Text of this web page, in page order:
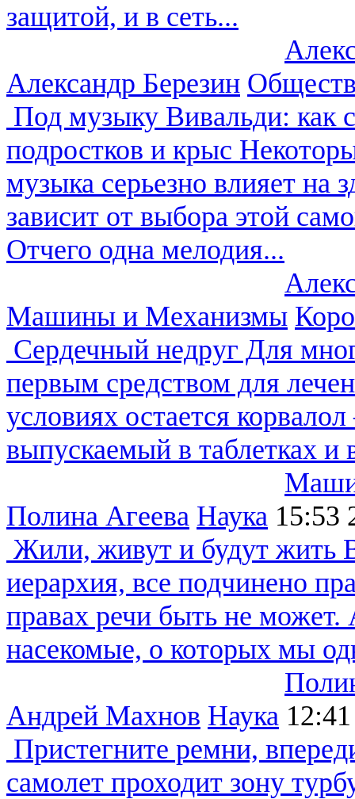
защитой, и в сеть...
Александр Березин
Под музыку Вивальди: как
подростков и крыс
музыка серьезно влияет на
зависит от выбора этой
Отчего одна мелодия...
Машины и Механизмы
Сердечный недруг Для
первым средством для
условиях остается
выпускаемый в таблетках и
Полина Агеева Наука 15:53
Жили, живут и будут жить
иерархия, все подчинено
правах речи быть не
насекомые, о которых мы
Андрей Махнов Наука 12:41
Пристегните ремни,
самолет проходит зону